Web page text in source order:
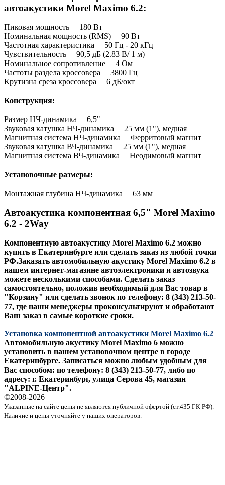
автоакустики Morel Maximo 6.2:
Пиковая мощность 180 Вт
Номинальная мощность (RMS) 90 Вт
Частотная характеристика 50 Гц - 20 кГц
Чувствительность 90,5 дБ (2.83 В/ 1 м)
Номинальное сопротивление 4 Ом
Частоты раздела кроссовера 3800 Гц
Крутизна среза кроссовера 6 дБ/окт
Конструкция:
Размер НЧ-динамика 6,5"
Звуковая катушка НЧ-динамика 25 мм (1"), медная
Магнитная система НЧ-динамика Ферритовый магнит
Звуковая катушка ВЧ-динамика 25 мм (1"), медная
Магнитная система ВЧ-динамика Неодимовый магнит
Установочные размеры:
Монтажная глубина НЧ-динамика 63 мм
Автоакустика компонентная 6,5" Morel Maximo
6.2 - 2Way
Компонентную автоакустику Morel Maximo 6.2 можно
купить в Екатеринбурге или сделать заказ из любой точки
РФ.Заказать автомобильную акустику Morel Maximo 6.2 в
нашем интернет-магазине автоэлектроники и автозвука
можете несколькими способами. Сделать заказ
самостоятельно, положив необходимый для Вас товар в
"Корзину" или сделать звонок по телефону: 8 (343) 213-50-
77, где наши менеджеры проконсультируют и обработают
Ваш заказ в самые короткие сроки.
Установка компонентной автоакустики Morel Maximo 6.2
Автомобильную акустику Morel Maximo 6 можно
установить в нашем установочном центре в городе
Екатеринбурге. Записаться можно любым удобным для
Вас способом: по телефону: 8 (343) 213-50-77, либо по
адресу: г. Екатеринбург, улица Серова 45, магазин
"ALPINE-Центр".
©2008-2026
Указанные на сайте цены не являются публичной офертой (ст.435 ГК РФ).
Наличие и цены уточняйте у наших операторов.